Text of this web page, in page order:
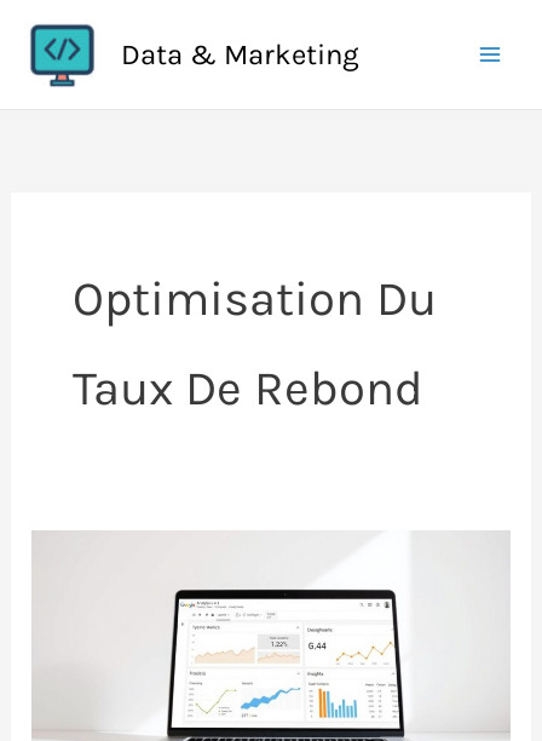
contenu
Data & Marketing
Optimisation Du
Taux De Rebond